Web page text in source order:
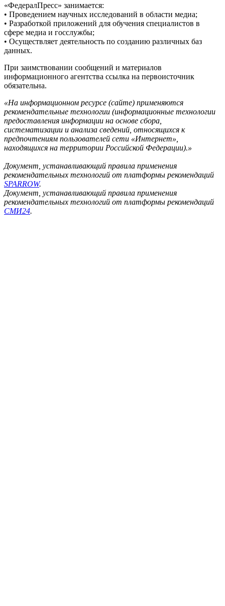
«ФедералПресс» занимается:
• Проведением научных исследований в области медиа;
• Разработкой приложений для обучения специалистов в
сфере медиа и госслужбы;
• Осуществляет деятельность по созданию различных баз
данных.
При заимствовании сообщений и материалов
информационного агентства ссылка на первоисточник
обязательна.
«На информационном ресурсе (сайте) применяются
рекомендательные технологии (информационные технологии
предоставления информации на основе сбора,
систематизации и анализа сведений, относящихся к
предпочтениям пользователей сети «Интернет»,
находящихся на территории Российской Федерации).»
Документ, устанавливающий правила применения
рекомендательных технологий от платформы рекомендаций
SPARROW.
Документ, устанавливающий правила применения
рекомендательных технологий от платформы рекомендаций
СМИ24.